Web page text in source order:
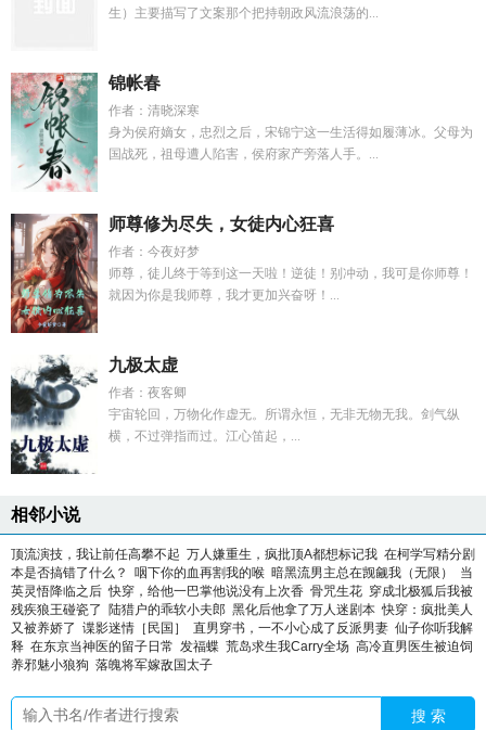
生）主要描写了文案那个把持朝政风流浪荡的...
锦帐春
作者：清晓深寒
身为侯府嫡女，忠烈之后，宋锦宁这一生活得如履薄冰。父母为
国战死，祖母遭人陷害，侯府家产旁落人手。...
师尊修为尽失，女徒内心狂喜
作者：今夜好梦
师尊，徒儿终于等到这一天啦！逆徒！别冲动，我可是你师尊！
就因为你是我师尊，我才更加兴奋呀！...
九极太虚
作者：夜客卿
宇宙轮回，万物化作虚无。所谓永恒，无非无物无我。剑气纵
横，不过弹指而过。江心笛起，...
相邻小说
顶流演技，我让前任高攀不起 万人嫌重生，疯批顶A都想标记我 在柯学写精分剧
本是否搞错了什么？
咽下你的血再割我的喉 暗黑流男主总在觊觎我（无限）
当
英灵悟降临之后 快穿，给他一巴掌他说没有上次香 骨咒生花 穿成北极狐后我被
残疾狼王碰瓷了
陆猎户的乖软小夫郎 黑化后他拿了万人迷剧本 快穿：疯批美人
又被养娇了 谍影迷情［民国］ 直男穿书，一不小心成了反派男妻 仙子你听我解
释 在东京当神医的留子日常 发福蝶 荒岛求生我Carry全场 高冷直男医生被迫饲
养邪魅小狼狗 落魄将军嫁敌国太子
搜 索